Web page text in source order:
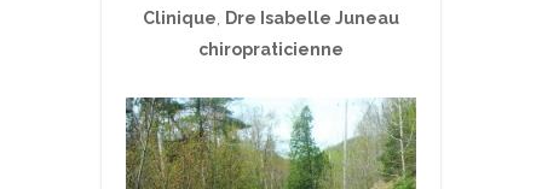
Clinique
Dre Isabelle Juneau
chiropraticienne